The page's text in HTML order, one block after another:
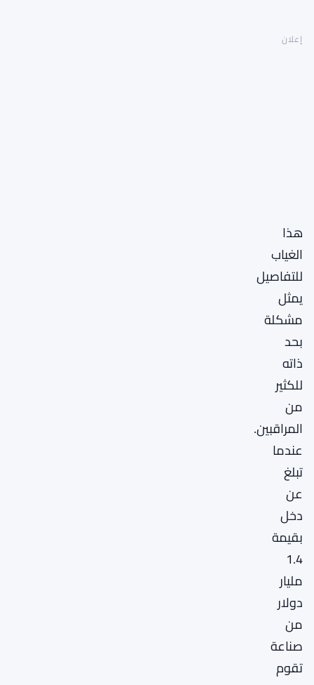
إعلان
هذا
الغياب
للتفاصيل
يمثل
مشكلة
بحد
ذاته
للكثير
من
المراقبين.
عندما
تبلغ
عن
دخل
بقيمة
1.4
مليار
دولار
من
صناعة
تقوم